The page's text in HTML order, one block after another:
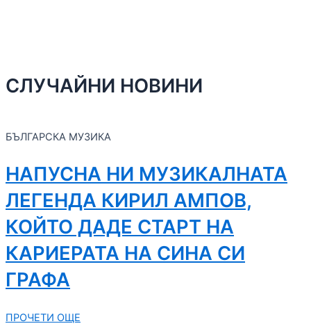
СЛУЧАЙНИ НОВИНИ
БЪЛГАРСКА МУЗИКА
НАПУСНА НИ МУЗИКАЛНАТА
ЛЕГЕНДА КИРИЛ АМПОВ,
КОЙТО ДАДЕ СТАРТ НА
КАРИЕРАТА НА СИНА СИ
ГРАФА
ПРОЧЕТИ ОЩЕ